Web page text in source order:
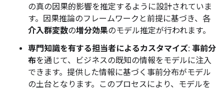
の真の因果的影響を推定するように設計されていま
す。因果推論のフレームワークと前提に基づき、各
介入群変数の増分効果のモデル推定が行われます。
専門知識を有する担当者によるカスタマイズ: 事前分
布を通じて、ビジネスの既知の情報をモデルに注入
できます。提供した情報に基づく事前分布がモデル
の土台となります。このプロセスにより、モデルを